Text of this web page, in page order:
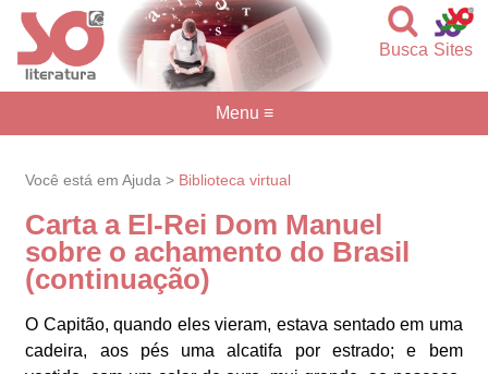
Sites
Busca
Você está em Ajuda > Biblioteca virtual
Carta a El-Rei Dom Manuel
sobre o achamento do Brasil
(continuação)
O Capitão, quando eles vieram, estava sentado em uma
cadeira, aos pés uma alcatifa por estrado; e bem